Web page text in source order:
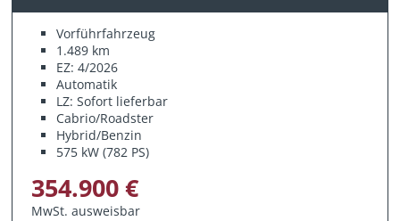
Vorführfahrzeug
1.489 km
EZ: 4/2026
Automatik
LZ: Sofort lieferbar
Cabrio/Roadster
Hybrid/Benzin
575 kW (782 PS)
354.900 €
MwSt. ausweisbar